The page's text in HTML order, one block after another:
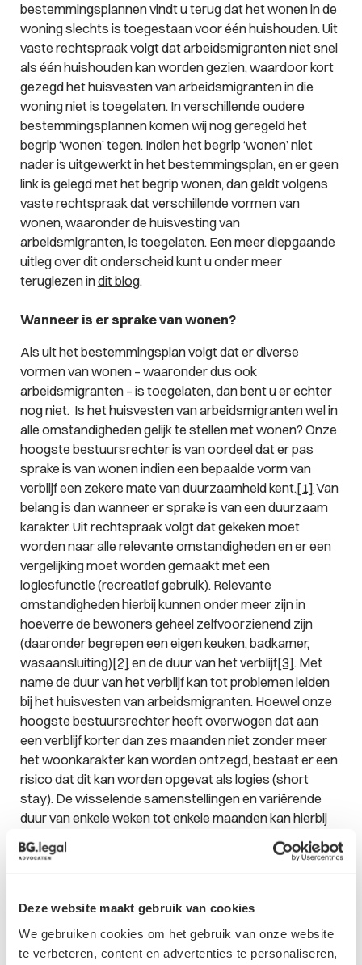
Deze website maakt gebruik van cookies
We gebruiken cookies om het gebruik van onze website
te verbeteren, content en advertenties te personaliseren,
bestemmingsplannen vindt u terug dat het wonen in de
woning slechts is toegestaan voor één huishouden. Uit
vaste rechtspraak volgt dat arbeidsmigranten niet snel
als één huishouden kan worden gezien, waardoor kort
gezegd het huisvesten van arbeidsmigranten in die
woning niet is toegelaten. In verschillende oudere
bestemmingsplannen komen wij nog geregeld het
begrip ‘wonen’ tegen. Indien het begrip ‘wonen’ niet
nader is uitgewerkt in het bestemmingsplan, en er geen
link is gelegd met het begrip wonen, dan geldt volgens
vaste rechtspraak dat verschillende vormen van
wonen, waaronder de huisvesting van
arbeidsmigranten, is toegelaten. Een meer diepgaande
uitleg over dit onderscheid kunt u onder meer
teruglezen indit blog.
Wanneer is er sprake van wonen?
Als uit het bestemmingsplan volgt dat er diverse
vormen van wonen – waaronder dus ook
arbeidsmigranten – is toegelaten, dan bent u er echter
nog niet. Is het huisvesten van arbeidsmigranten wel in
alle omstandigheden gelijk te stellen met wonen? Onze
hoogste bestuursrechter is van oordeel dat er pas
sprake is van wonen indien een bepaalde vorm van
verblijf een zekere mate van duurzaamheid kent.[1] Van
belang is dan wanneer er sprake is van een duurzaam
karakter. Uit rechtspraak volgt dat gekeken moet
worden naar alle relevante omstandigheden en er een
vergelijking moet worden gemaakt met een
logiesfunctie (recreatief gebruik). Relevante
omstandigheden hierbij kunnen onder meer zijn in
hoeverre de bewoners geheel zelfvoorzienend zijn
(daaronder begrepen een eigen keuken, badkamer,
wasaansluiting)[2] en de duur van het verblijf[3]. Met
name de duur van het verblijf kan tot problemen leiden
bij het huisvesten van arbeidsmigranten. Hoewel onze
hoogste bestuursrechter heeft overwogen dat aan
een verblijf korter dan zes maanden niet zonder meer
het woonkarakter kan worden ontzegd, bestaat er een
risico dat dit kan worden opgevat als logies (short
stay). De wisselende samenstellingen en variërende
duur van enkele weken tot enkele maanden kan hierbij
relevant zijn. Ook hierbij geldt dat eventuele duiding van
begrippen als ‘logies’, ‘recreatiewoning’ en ‘short stay’
in het geldende bestemmingplan of gemeentelijk beleid
om hier bij het aanbieden van een woning (of een deel
daarvan) aan arbeidsmigranten of een
tussenpersoon/uitzendbureau rekening mee te